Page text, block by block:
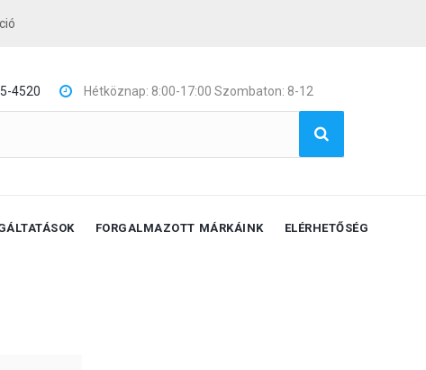
4520 Hétköznap: 8:00-17:00 Szombaton: 8-12
FORGALMAZOTT MÁRKÁINK ELÉRHETŐSÉG